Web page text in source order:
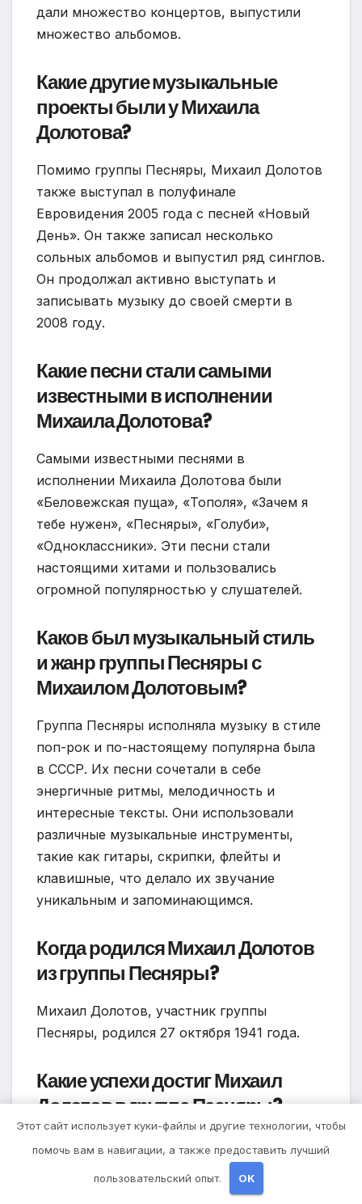
дали множество концертов, выпустили
множество альбомов.
Какие другие музыкальные
проекты были у Михаила
Долотова?
Помимо группы Песняры, Михаил Долотов
также выступал в полуфинале
Евровидения 2005 года с песней «Новый
День». Он также записал несколько
сольных альбомов и выпустил ряд синглов.
Он продолжал активно выступать и
записывать музыку до своей смерти в
2008 году.
Какие песни стали самыми
известными в исполнении
Михаила Долотова?
Самыми известными песнями в
исполнении Михаила Долотова были
«Беловежская пуща», «Тополя», «Зачем я
тебе нужен», «Песняры», «Голуби»,
«Одноклассники». Эти песни стали
настоящими хитами и пользовались
огромной популярностью у слушателей.
Каков был музыкальный стиль
и жанр группы Песняры с
Михаилом Долотовым?
Группа Песняры исполняла музыку в стиле
поп-рок и по-настоящему популярна была
в СССР. Их песни сочетали в себе
энергичные ритмы, мелодичность и
интересные тексты. Они использовали
различные музыкальные инструменты,
такие как гитары, скрипки, флейты и
клавишные, что делало их звучание
уникальным и запоминающимся.
Когда родился Михаил Долотов
из группы Песняры?
Михаил Долотов, участник группы
Песняры, родился 27 октября 1941 года.
Какие успехи достиг Михаил
Долотов в группе Песняры?
основателей и ведущих вокалистов
группы «Песняры». Он принимал участие в
Этот сайт использует куки-файлы и другие технологии, чтобы
помочь вам в навигации, а также предоставить лучший
пользовательский опыт. OK